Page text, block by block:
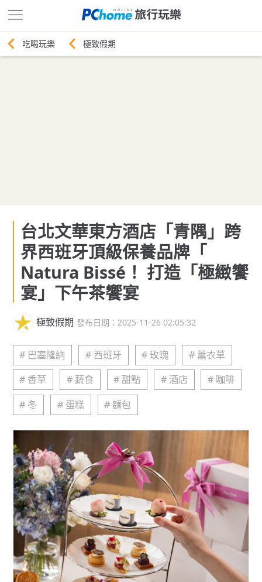
極致假期
台北文華東方酒店「青隅」跨
界西班牙頂級保養品牌「
Natura Bissé！ 打造「極緻饗
宴」下午茶饗宴
極致假期 發布日期：2025-11-26 02:05:32
# 巴塞隆納 # 西班牙 # 玫瑰
# 薰衣草
# 香草
# 蔬食 # 甜點 # 酒店
# 咖啡
# 冬
# 蛋糕 # 麵包